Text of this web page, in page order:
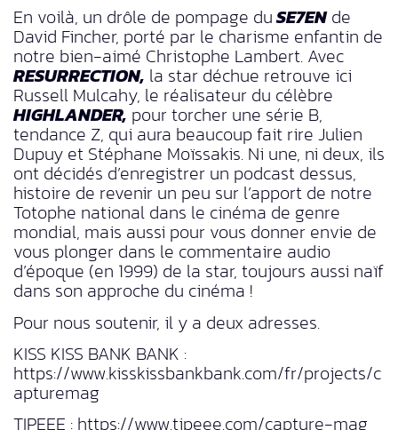
En voilà, un drôle de pompage duSE7ENde
David Fincher, porté par le charisme enfantin de
notre bien-aimé Christophe Lambert. Avec
RESURRECTION, la star déchue retrouve ici
Russell Mulcahy, le réalisateur du célèbre
HIGHLANDER, pour torcher une série B,
tendance Z, qui aura beaucoup fait rire Julien
Dupuy et Stéphane Moïssakis. Ni une, ni deux, ils
ont décidés d’enregistrer un podcast dessus,
histoire de revenir un peu sur l’apport de notre
Totophe national dans le cinéma de genre
mondial, mais aussi pour vous donner envie de
vous plonger dans le commentaire audio
d’époque (en 1999) de la star, toujours aussi naïf
dans son approche du cinéma !
Pour nous soutenir, il y a deux adresses.
KISS KISS BANK BANK :
https://www.kisskissbankbank.com/fr/projects/c
apturemag
TIPEEE : https://www.tipeee.com/capture-mag